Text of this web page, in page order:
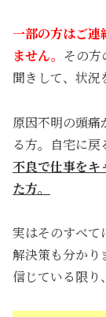
一部の方はご連
ません。 その方
聞きして、状況
原因不明の頭痛
る方。自宅に戻
不良で仕事をキ
た方。
実はそのすべて
解決策も分かり
信じている限り